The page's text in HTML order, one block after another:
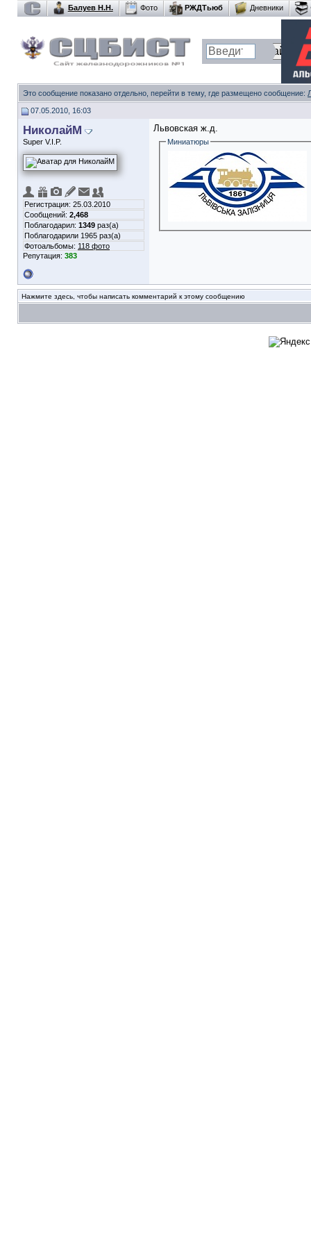
Балуев Н.Н. Фото РЖДТьюб Дневники
Это сообщение показано отдельно, перейти в тему, где размещено сообщение:
07.05.2010, 16:03
НиколайМ
Super V.I.P.
Регистрация: 25.03.2010
Сообщений: 2,468
Поблагодарил: 1349 раз(а)
Поблагодарили 1965 раз(а)
Фотоальбомы: 118 фото
Репутация: 383
Львовская ж.д.
Миниатюры
Нажмите здесь, чтобы написать комментарий к этому сообщению